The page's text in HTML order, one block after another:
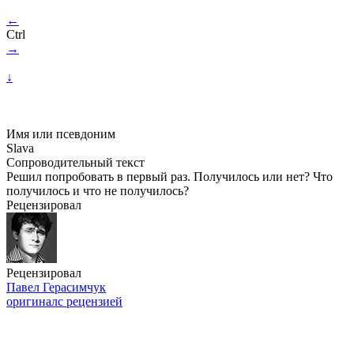
←
Ctrl
→
↓
Имя или псевдоним
Slava
Сопроводительный текст
Решил попробовать в первый раз. Получилось или нет? Что
получилось и что не получилось?
Рецензировал
Рецензировал
Павел Герасимчук
оригиналс рецензией